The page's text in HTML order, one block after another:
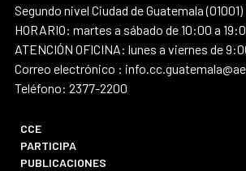
Segundo nivel Ciudad de Guatemala (01001)
HORARIO: martes a sábado de 10:00 a
ATENCIÓN OFICINA: lunes a viernes de
Correo electrónico :
Teléfono: 2377-2200
CCE
PARTICIPA
PUBLICACIONES